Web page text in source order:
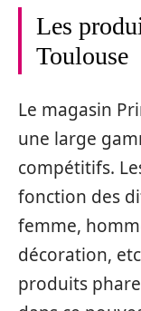
Les
Toulouse
Le magasin
une large
compétitifs.
fonction des
femme,
décoration,
produits